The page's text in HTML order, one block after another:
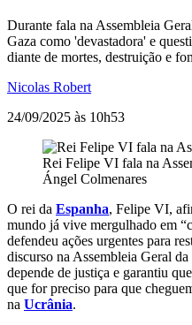
Durante fala na Assembleia
Gaza como 'devastadora' e
diante de mortes, destruição e
Nicolas Robert
24/09/2025 às 10h53
Rei Felipe VI fala na
Ángel Colmenares
O rei da Espanha, Felipe VI,
mundo já vive mergulhado em
defendeu ações urgentes para
discurso na Assembleia Geral da
depende de justiça e garantiu
que for preciso para que
na Ucrânia.